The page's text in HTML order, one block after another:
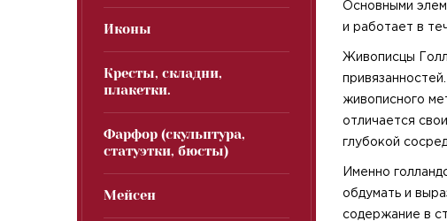
Иконы
Кресты, складни,
плакетки.
Фарфор (скульптура,
статуэтки, бюсты)
Мейсен
Основными
и работает в
Живописцы
живописного
отличается
глубокой
Именно
обдумать и
содержание в